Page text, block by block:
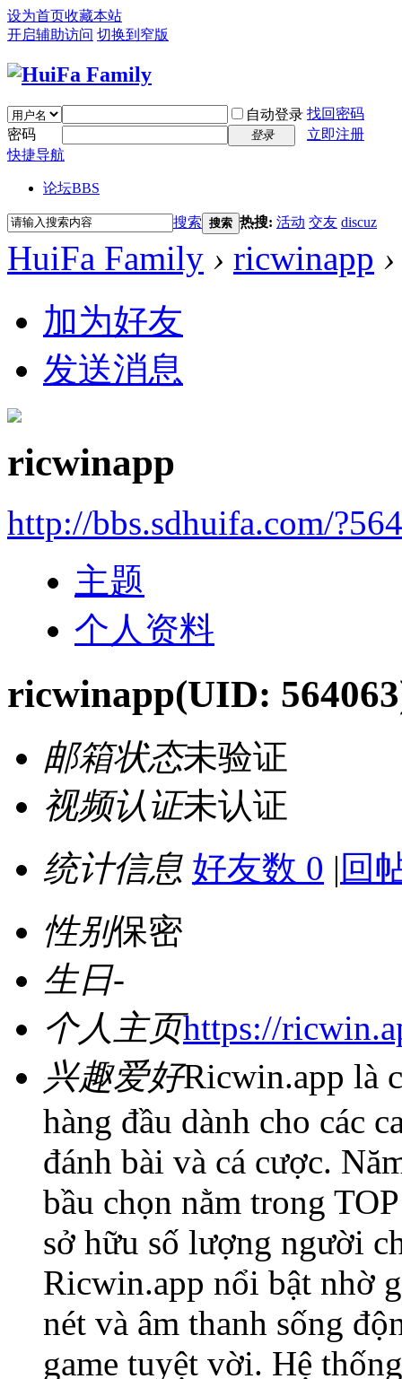
设为首页收藏本站
开启辅助访问 切换到窄版
自动登录 找回密码
密码
登录
立即注册
快捷导航
论坛BBS
搜索 搜索 热搜: 活动 交友 discuz
HuiFa Family › ricwinapp ›
加为好友
发送消息
ricwinapp
http://bbs.sdhuifa.com/
主题
个人资料
ricwinapp(UID:
邮箱状态未验证
视频认证未认证
统计信息 好友数 0 | 回
性别保密
生日-
个人主页https://
兴趣爱好Ricwin.app là
hàng đầu dành cho các
đánh bài và cá cược.
bầu chọn nằm trong
sở hữu số lượng người
Ricwin.app nổi bật nhờ
nét và âm thanh sống
game tuyệt vời. Hệ